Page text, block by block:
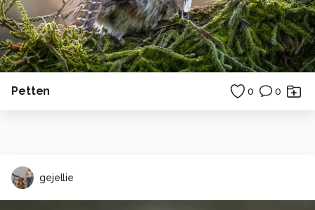
Petten 0 0
gejellie